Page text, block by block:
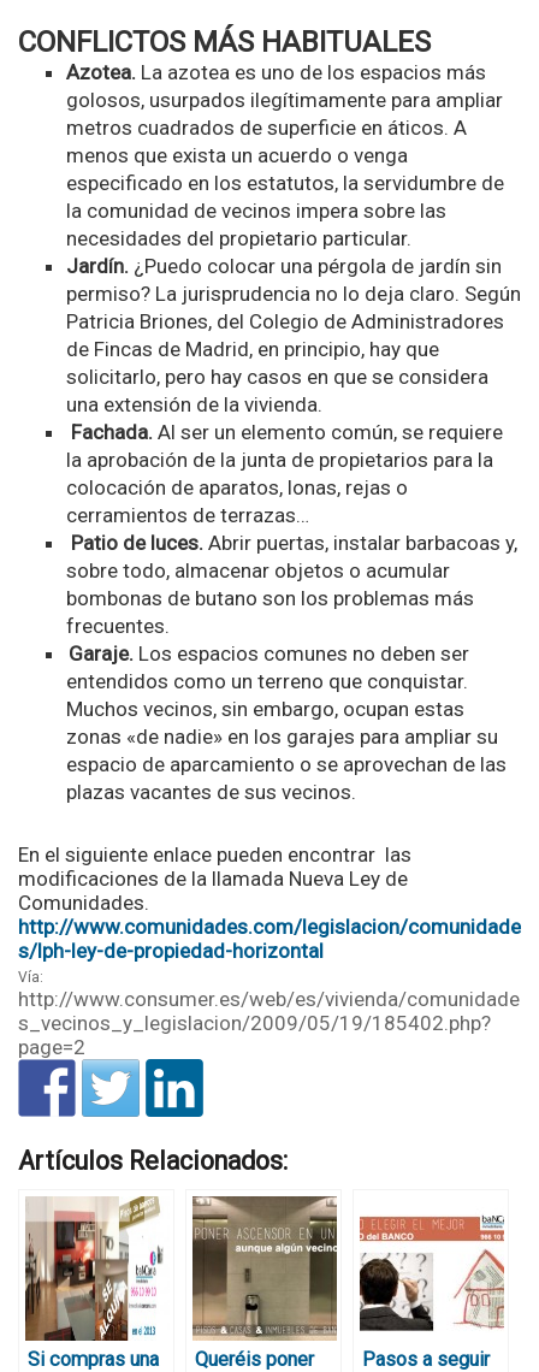
CONFLICTOS MÁS HABITUALES
Azotea. La azotea es uno de los espacios más
golosos, usurpados ilegítimamente para ampliar
metros cuadrados de superficie en áticos. A
menos que exista un acuerdo o venga
especificado en los estatutos, la servidumbre de
la comunidad de vecinos impera sobre las
necesidades del propietario particular.
Jardín. ¿Puedo colocar una pérgola de jardín sin
permiso? La jurisprudencia no lo deja claro. Según
Patricia Briones, del Colegio de Administradores
de Fincas de Madrid, en principio, hay que
solicitarlo, pero hay casos en que se considera
una extensión de la vivienda.
Fachada. Al ser un elemento común, se requiere
la aprobación de la junta de propietarios para la
colocación de aparatos, lonas, rejas o
cerramientos de terrazas…
Patio de luces. Abrir puertas, instalar barbacoas y,
sobre todo, almacenar objetos o acumular
bombonas de butano son los problemas más
frecuentes.
Garaje. Los espacios comunes no deben ser
entendidos como un terreno que conquistar.
Muchos vecinos, sin embargo, ocupan estas
zonas «de nadie» en los garajes para ampliar su
espacio de aparcamiento o se aprovechan de las
plazas vacantes de sus vecinos.
En el siguiente enlace pueden encontrar las
modificaciones de la llamada Nueva Ley de
Comunidades.
http://www.comunidades.com/legislacion/comunidade
s/lph-ley-de-propiedad-horizontal
Vía:
http://www.consumer.es/web/es/vivienda/comunidade
s_vecinos_y_legislacion/2009/05/19/185402.php?
page=2
Artículos Relacionados:
Si compras una
Queréis poner
Pasos a seguir